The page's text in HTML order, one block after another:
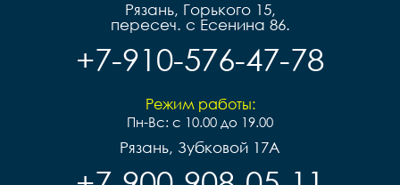
Рязань, Горького 15,
пересеч. с Есенина 86.
+7-910-576-47-78
Режим работы:
Пн-Вс: с 10.00 до 19.00
Рязань, Зубковой 17А